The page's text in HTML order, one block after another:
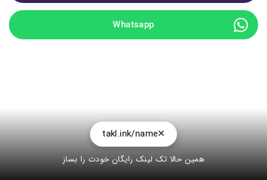
Whatsapp
takl.ink/name
همین حالا تک لینک رایگان خودت را بساز